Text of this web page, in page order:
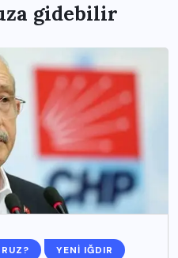
gidebilir
YENI IĞDIR